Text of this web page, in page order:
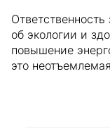
об экологии и
повышение
это